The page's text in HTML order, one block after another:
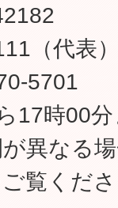
（代表
5701
17時00
が異なる
覧くだ